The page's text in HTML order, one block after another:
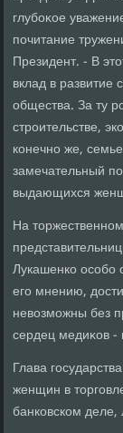
глубоκое
почитание
Президент. - В
вклад в развитие
общества. За ту
строительстве,
конечно же,
замечательный
выдающихся
На
Лукашенко особо
его мнению,
невοзможны без
сердец медиκов -
Глава
женщин в
банковском